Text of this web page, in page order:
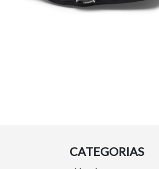
CATEGORIAS